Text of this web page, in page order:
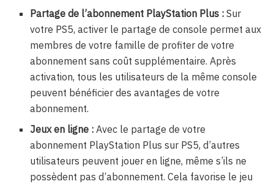
Partage de l’abonnement PlayStation Plus : Sur
votre PS5, activer le partage de console permet aux
membres de votre famille de profiter de votre
abonnement sans coût supplémentaire. Après
activation, tous les utilisateurs de la même console
peuvent bénéficier des avantages de votre
abonnement.
Jeux en ligne : Avec le partage de votre
abonnement PlayStation Plus sur PS5, d’autres
utilisateurs peuvent jouer en ligne, même s’ils ne
possèdent pas d’abonnement. Cela favorise le jeu